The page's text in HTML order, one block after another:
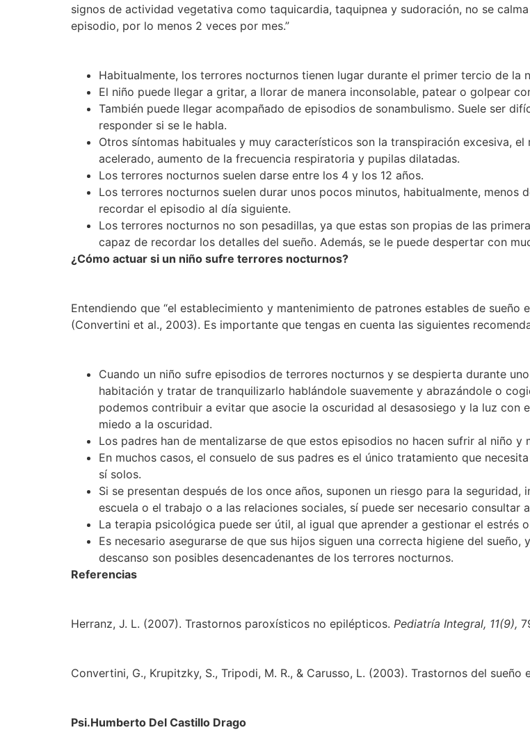
signos de actividad vegetativa como taquicardia, taquipnea y sudoración, no se
episodio, por lo menos 2 veces por mes.”
Habitualmente, los terrores nocturnos tienen lugar durante el primer tercio de la
El niño puede llegar a gritar, a llorar de manera inconsolable, patear o golpear
También puede llegar acompañado de episodios de sonambulismo. Suele ser
responder si se le habla.
Otros síntomas habituales y muy característicos son la transpiración excesiva,
acelerado, aumento de la frecuencia respiratoria y pupilas dilatadas.
Los terrores nocturnos suelen darse entre los 4 y los 12 años.
Los terrores nocturnos suelen durar unos pocos minutos, habitualmente, menos
recordar el episodio al día siguiente.
Los terrores nocturnos no son pesadillas, ya que estas son propias de las
capaz de recordar los detalles del sueño. Además, se le puede despertar con
¿Cómo actuar si un niño sufre terrores nocturnos?
Entendiendo que “el establecimiento y mantenimiento de patrones estables de
(Convertini et al., 2003). Es importante que tengas en cuenta las siguientes
Cuando un niño sufre episodios de terrores nocturnos y se despierta durante
habitación y tratar de tranquilizarlo hablándole suavemente y abrazándole o
podemos contribuir a evitar que asocie la oscuridad al desasosiego y la luz con
miedo a la oscuridad.
Los padres han de mentalizarse de que estos episodios no hacen sufrir al niño
En muchos casos, el consuelo de sus padres es el único tratamiento que
sí solos.
Si se presentan después de los once años, suponen un riesgo para la
escuela o el trabajo o a las relaciones sociales, sí puede ser necesario consultar
La terapia psicológica puede ser útil, al igual que aprender a gestionar el estrés
Es necesario asegurarse de que sus hijos siguen una correcta higiene del
descanso son posibles desencadenantes de los terrores nocturnos.
Referencias
Herranz, J. L. (2007). Trastornos paroxísticos no epilépticos. Pediatría Integral, 11(9),
Convertini, G., Krupitzky, S., Tripodi, M. R., & Carusso, L. (2003). Trastornos del sueño
Psi.Humberto Del Castillo Drago